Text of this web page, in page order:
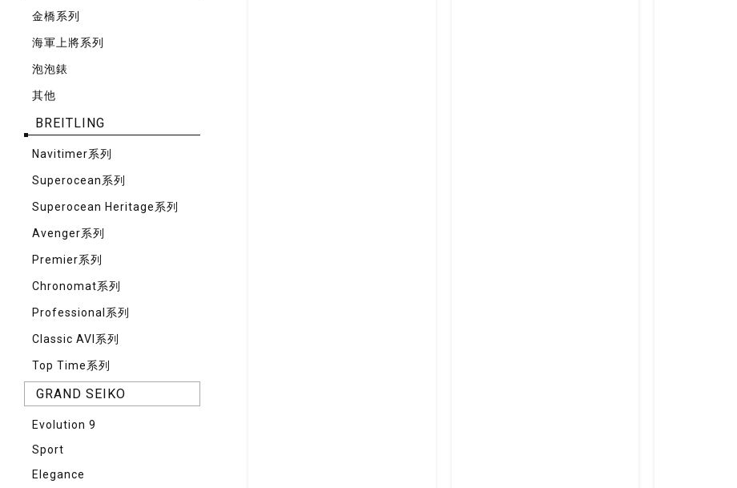
⾦橋系列
海軍上將系列
泡泡錶
其他
BREITLING
Navitimer系列
Superocean系列
Superocean Heritage系列
Avenger系列
Premier系列
Chronomat系列
Professional系列
Classic AVI系列
Top Time系列
GRAND SEIKO
Evolution 9
Sport
Elegance